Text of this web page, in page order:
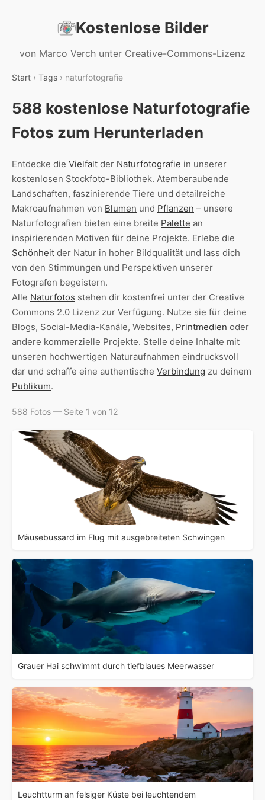
Kostenlose Bilder
von Marco Verch unter Creative-Commons-Lizenz
Start › Tags › naturfotografie
588 kostenlose Naturfotografie
Fotos zum Herunterladen
Entdecke die Vielfalt der Naturfotografie in unserer
kostenlosen Stockfoto-Bibliothek. Atemberaubende
Landschaften, faszinierende Tiere und detailreiche
Makroaufnahmen von Blumen und Pflanzen – unsere
Naturfotografien bieten eine breite Palette an
inspirierenden Motiven für deine Projekte. Erlebe die
Schönheit der Natur in hoher Bildqualität und lass dich
von den Stimmungen und Perspektiven unserer
Fotografen begeistern.
Alle Naturfotos stehen dir kostenfrei unter der Creative
Commons 2.0 Lizenz zur Verfügung. Nutze sie für deine
Blogs, Social-Media-Kanäle, Websites, Printmedien oder
andere kommerzielle Projekte. Stelle deine Inhalte mit
unseren hochwertigen Naturaufnahmen eindrucksvoll
dar und schaffe eine authentische Verbindung zu deinem
Publikum.
588 Fotos — Seite 1 von 12
Mäusebussard im Flug mit ausgebreiteten Schwingen
Grauer Hai schwimmt durch tiefblaues Meerwasser
Leuchtturm an felsiger Küste bei leuchtendem